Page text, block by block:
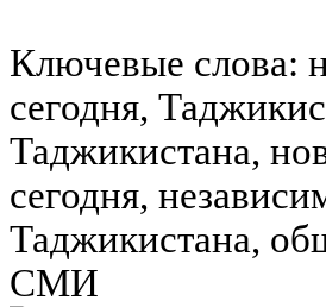
Ключевые слова:
сегодня,
Таджикистана,
сегодня,
Таджикистана,
СМИ